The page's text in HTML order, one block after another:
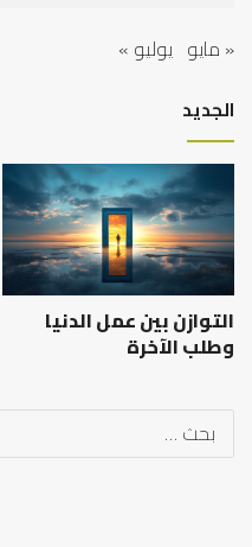
« مايو يوليو »
الجديد
التوازن بين عمل الدنيا
وطلب الآخرة